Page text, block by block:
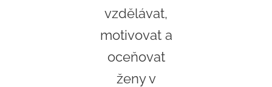
vzdělávat,
motivovat a
oceňovat
ženy v